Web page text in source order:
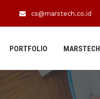
cs@marstech.co.id
PORTFOLIO MARSTECH